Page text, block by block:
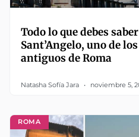
Todo lo que debes
Sant’Angelo, uno de
antiguos de Roma
Natasha Sofía Jara noviembre 5,
ROMA